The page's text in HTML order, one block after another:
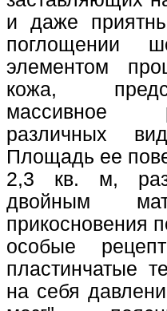
и даже
поглощении
элементом
кожа,
массивное
различных
Площадь ее
2,3 кв. м,
двойным
прикосновения
особые
пластинчатые
на себя